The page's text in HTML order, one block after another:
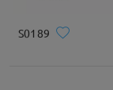
S0189